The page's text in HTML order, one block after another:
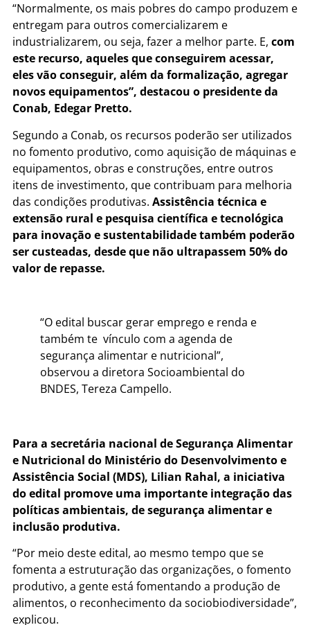
“Normalmente, os mais pobres do campo produzem e
entregam para outros comercializarem e
industrializarem, ou seja, fazer a melhor parte. E, com
este recurso, aqueles que conseguirem acessar,
eles vão conseguir, além da formalização, agregar
novos equipamentos”, destacou o presidente da
Conab, Edegar Pretto.
Segundo a Conab, os recursos poderão ser utilizados
no fomento produtivo, como aquisição de máquinas e
equipamentos, obras e construções, entre outros
itens de investimento, que contribuam para melhoria
das condições produtivas. Assistência técnica e
extensão rural e pesquisa científica e tecnológica
para inovação e sustentabilidade também poderão
ser custeadas, desde que não ultrapassem 50% do
valor de repasse.
“O edital buscar gerar emprego e renda e
também te vínculo com a agenda de
segurança alimentar e nutricional”,
observou a diretora Socioambiental do
BNDES, Tereza Campello.
Para a secretária nacional de Segurança Alimentar
e Nutricional do Ministério do Desenvolvimento e
Assistência Social (MDS), Lilian Rahal, a iniciativa
do edital promove uma importante integração das
políticas ambientais, de segurança alimentar e
inclusão produtiva.
“Por meio deste edital, ao mesmo tempo que se
fomenta a estruturação das organizações, o fomento
produtivo, a gente está fomentando a produção de
alimentos, o reconhecimento da sociobiodiversidade”,
explicou.